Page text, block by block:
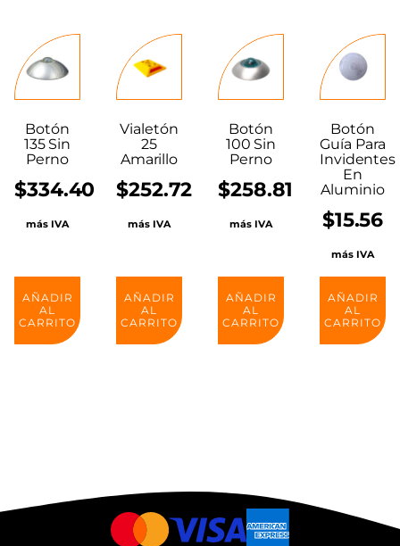
Botón
135 Sin
Perno
$334.40
más IVA
AÑADIR
AL
CARRITO
Vialetón
25
Amarillo
$252.72
más IVA
AÑADIR
AL
CARRITO
Botón
100 Sin
Perno
$258.81
más IVA
AÑADIR
AL
CARRITO
Botón
Guía Para
Invidentes
En
Aluminio
$15.56
más IVA
AÑADIR
AL
CARRITO